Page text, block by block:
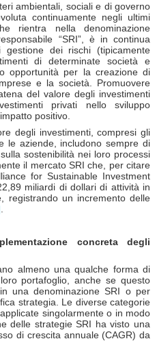
ambientali, sociali e di governo
continuamente negli ultimi
rientra nella denominazione
“SRI”, è in continua
dei rischi (tipicamente
di determinate società e
opportunità per la creazione di
e la società. Promuovere
del valore degli investimenti
privati ​​nello sviluppo
positivo.
degli investimenti, compresi gli
le aziende, includono sempre di
sostenibilità nei loro processi
il mercato SRI che, per citare
for Sustainable Investment
miliardi di dollari di attività in
registrando un incremento delle
concreta degli
almeno una qualche forma di
portafoglio, anche se questo
una denominazione SRI o per
strategia. Le diverse categorie
singolarmente o in modo
delle strategie SRI ha visto una
di crescita annuale (CAGR) da